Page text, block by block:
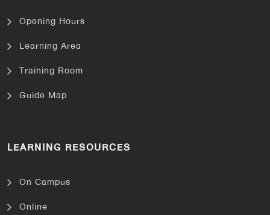
Opening Hours
Learning Area
Training Room
Guide Map
LEARNING RESOURCES
On Campus
Online